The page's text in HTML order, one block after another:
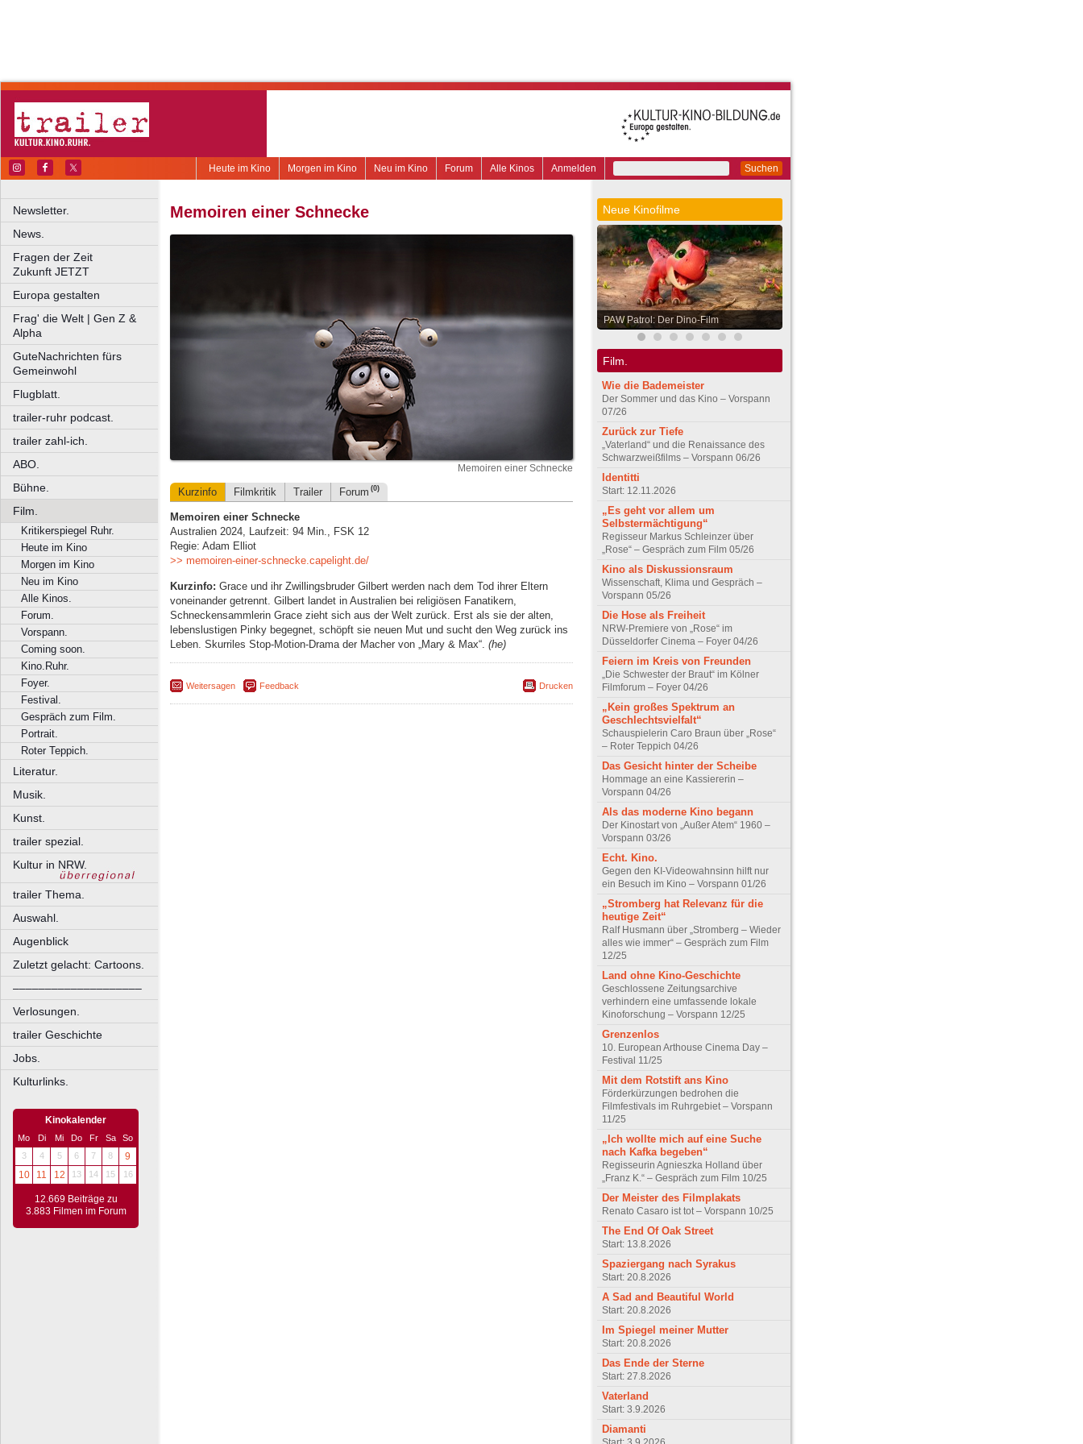
Suchen
Anmelden
Alle Kinos
Forum
Neu im Kino
Morgen im Kino
Heute im Kino
Newsletter.
News.
Fragen der Zeit
Zukunft JETZT
Europa gestalten
Frag' die Welt | Gen Z &
Alpha
GuteNachrichten fürs
Gemeinwohl
Flugblatt.
trailer-ruhr podcast.
trailer zahl-ich.
ABO.
Bühne.
Film.
Kritikerspiegel Ruhr.
Heute im Kino
Morgen im Kino
Neu im Kino
Alle Kinos.
Forum.
Vorspann.
Coming soon.
Kino.Ruhr.
Foyer.
Festival.
Gespräch zum Film.
Portrait.
Roter Teppich.
Literatur.
Musik.
Kunst.
trailer spezial.
Kultur in NRW.
trailer Thema.
Auswahl.
Augenblick
Zuletzt gelacht: Cartoons.
––––––––––––––––––––
Verlosungen.
trailer Geschichte
Jobs.
Kulturlinks.
Kinokalender
Mo Di Mi Do Fr Sa
So
3
4 5 6 7 8
9
10
11 12 13 14 15 16
12.669 Beiträge zu
3.883 Filmen im Forum
Memoiren einer Schnecke
Memoiren einer Schnecke
Kurzinfo Filmkritik Trailer Forum (0)
Memoiren einer Schnecke
Australien 2024, Laufzeit: 94 Min., FSK 12
Regie: Adam Elliot
>> memoiren-einer-schnecke.capelight.de/
Kurzinfo: Grace und ihr Zwillingsbruder Gilbert werden nach dem Tod ihrer Eltern
voneinander getrennt. Gilbert landet in Australien bei religiösen Fanatikern,
Schneckensammlerin Grace zieht sich aus der Welt zurück. Erst als sie der alten,
lebenslustigen Pinky begegnet, schöpft sie neuen Mut und sucht den Weg zurück ins
Leben. Skurriles Stop-Motion-Drama der Macher von „Mary & Max“. (he)
Weitersagen Feedback Drucken
Neue Kinofilme
PAW Patrol: Der Dino-Film
Film.
Wie die Bademeister
Der Sommer und das Kino – Vorspann
07/26
Zurück zur Tiefe
„Vaterland“ und die Renaissance des
Schwarzweißfilms – Vorspann 06/26
Identitti
Start: 12.11.2026
„Es geht vor allem um
Selbstermächtigung“
Regisseur Markus Schleinzer über
„Rose“ – Gespräch zum Film 05/26
Kino als Diskussionsraum
Wissenschaft, Klima und Gespräch –
Vorspann 05/26
Die Hose als Freiheit
NRW-Premiere von „Rose“ im
Düsseldorfer Cinema – Foyer 04/26
Feiern im Kreis von Freunden
„Die Schwester der Braut“ im Kölner
Filmforum – Foyer 04/26
„Kein großes Spektrum an
Geschlechtsvielfalt“
Schauspielerin Caro Braun über „Rose“
– Roter Teppich 04/26
Das Gesicht hinter der Scheibe
Hommage an eine Kassiererin –
Vorspann 04/26
Als das moderne Kino begann
Der Kinostart von „Außer Atem“ 1960 –
Vorspann 03/26
Echt. Kino.
Gegen den KI-Videowahnsinn hilft nur
ein Besuch im Kino – Vorspann 01/26
„Stromberg hat Relevanz für die
heutige Zeit“
Ralf Husmann über „Stromberg – Wieder
alles wie immer“ – Gespräch zum Film
12/25
Land ohne Kino-Geschichte
Geschlossene Zeitungsarchive
verhindern eine umfassende lokale
Kinoforschung – Vorspann 12/25
Grenzenlos
10. European Arthouse Cinema Day –
Festival 11/25
Mit dem Rotstift ans Kino
Förderkürzungen bedrohen die
Filmfestivals im Ruhrgebiet – Vorspann
11/25
„Ich wollte mich auf eine Suche
nach Kafka begeben“
Regisseurin Agnieszka Holland über
„Franz K.“ – Gespräch zum Film 10/25
Der Meister des Filmplakats
Renato Casaro ist tot – Vorspann 10/25
The End Of Oak Street
Start: 13.8.2026
Spaziergang nach Syrakus
Start: 20.8.2026
A Sad and Beautiful World
Start: 20.8.2026
Im Spiegel meiner Mutter
Start: 20.8.2026
Das Ende der Sterne
Start: 27.8.2026
Vaterland
Start: 3.9.2026
Diamanti